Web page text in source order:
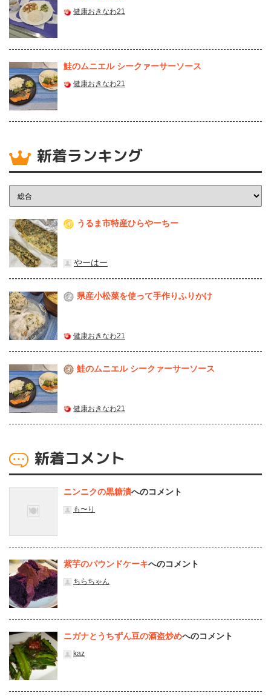
健康おきなわ21
鮭のムニエル シークァーサーソース
健康おきなわ21
新着ランキング
1 うるま市特産ひらやーちー
やーはー
2 県産⼩松菜を使って⼿作りふりかけ
健康おきなわ21
3 鮭のムニエル シークァーサーソース
健康おきなわ21
新着コメント
ニンニクの黒糖漬へのコメント
も〜り
紫芋のパウンドケーキへのコメント
ちらちゃん
ニガナとうちずん豆の酒盗炒めへのコメント
kaz